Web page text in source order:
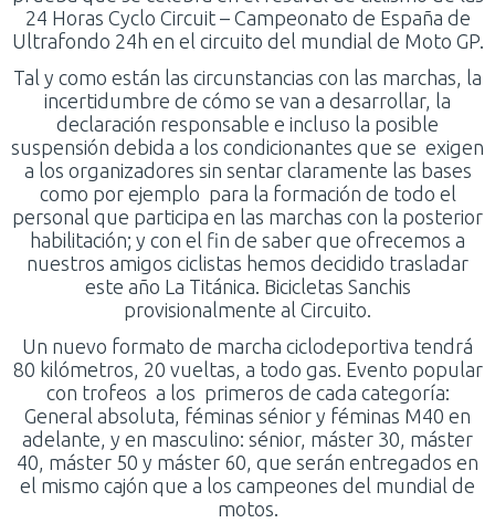
24 Horas Cyclo Circuit – Campeonato de España de
Ultrafondo 24h en el circuito del mundial de Moto GP.
Tal y como están las circunstancias con las marchas, la
incertidumbre de cómo se van a desarrollar, la
declaración responsable e incluso la posible
suspensión debida a los condicionantes que se exigen
a los organizadores sin sentar claramente las bases
como por ejemplo para la formación de todo el
personal que participa en las marchas con la posterior
habilitación; y con el fin de saber que ofrecemos a
nuestros amigos ciclistas hemos decidido trasladar
este año La Titánica. Bicicletas Sanchis
provisionalmente al Circuito.
Un nuevo formato de marcha ciclodeportiva tendrá
80 kilómetros, 20 vueltas, a todo gas. Evento popular
con trofeos a los primeros de cada categoría:
General absoluta, féminas sénior y féminas M40 en
adelante, y en masculino: sénior, máster 30, máster
40, máster 50 y máster 60, que serán entregados en
el mismo cajón que a los campeones del mundial de
motos.